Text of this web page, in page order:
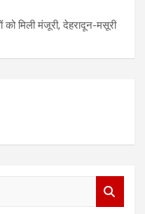
को मिली मंजूरी, देहरादून-मसूरी